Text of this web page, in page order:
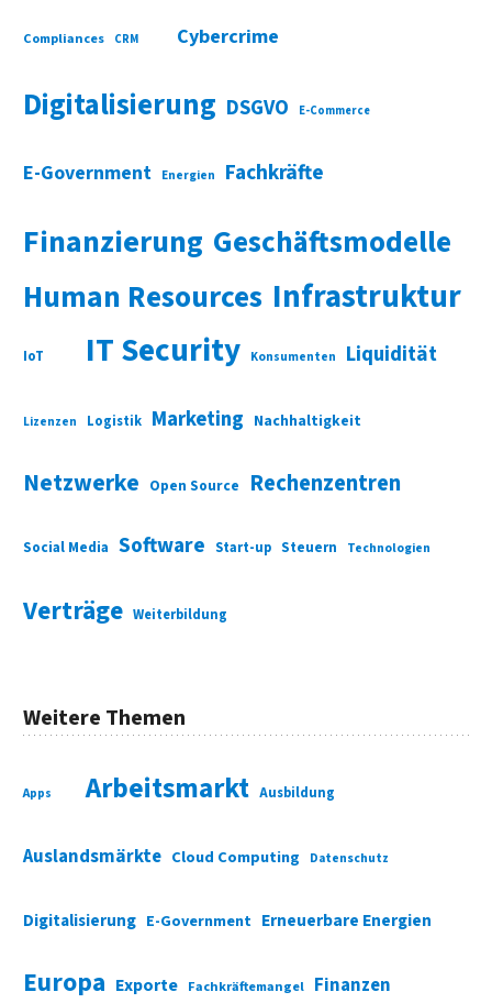
Compliances CRM Cybercrime
Digitalisierung DSGVO E-Commerce
E-Government Energien Fachkräfte
Finanzierung Geschäftsmodelle
Human Resources Infrastruktur
IoT IT Security Konsumenten Liquidität
Lizenzen Logistik Marketing Nachhaltigkeit
Netzwerke Open Source Rechenzentren
Social Media Software Start-up Steuern Technologien
Verträge Weiterbildung
Weitere Themen
Apps Arbeitsmarkt Ausbildung
Auslandsmärkte Cloud Computing Datenschutz
Digitalisierung E-Government Erneuerbare Energien
Europa Exporte Fachkräftemangel Finanzen